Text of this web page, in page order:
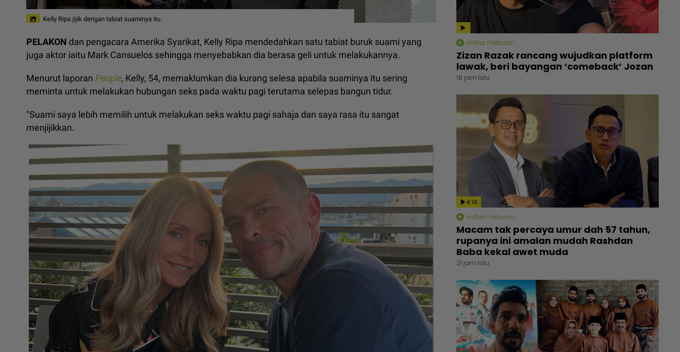
Kelly Ripa jijik dengan tabiat suaminya itu.
PELAKON dan pengacara Amerika Syarikat, Kelly Ripa mendedahkan satu tabiat buruk suami yang
juga aktor iaitu Mark Cansuelos sehingga menyebabkan dia berasa geli untuk melakukannya.
Menurut laporan People, Kelly, 54, memaklumkan dia kurang selesa apabila suaminya itu sering
meminta untuk melakukan hubungan seks pada waktu pagi terutama selepas bangun tidur.
"Suami saya lebih memilih untuk melakukan seks waktu pagi sahaja dan saya rasa itu sangat
menjijikkan.
mStar | Hiburan
Zizan Razak rancang wujudkan platform
lawak, beri bayangan ‘comeback’ Jozan
18 jam lalu
4:18
mStar | Hiburan
Macam tak percaya umur dah 57 tahun,
rupanya ini amalan mudah Rashdan
Baba kekal awet muda
21 jam lalu